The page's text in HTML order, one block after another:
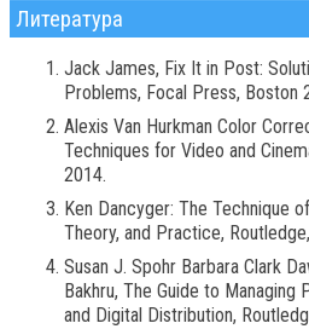
Литература
Jack James, Fix It in Post:
Problems, Focal Press, Boston
Alexis Van Hurkman Color
Techniques for Video and
2014.
Ken Dancyger: The Technique
Тheory, and Practice,
Susan J. Spohr Barbara Clark
Bakhru, The Guide to
and Digital Distribution,